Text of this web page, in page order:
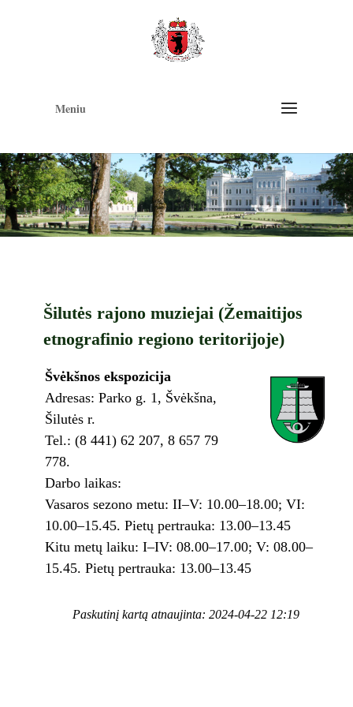
Meniu
Šilutės rajono muziejai (Žemaitijos
etnografinio regiono teritorijoje)
Švėkšnos ekspozicija
Adresas: Parko g. 1, Švėkšna,
Šilutės r.
Tel.: (8 441) 62 207, 8 657 79
778.
Darbo laikas:
Vasaros sezono metu: II–V: 10.00–18.00; VI:
10.00–15.45. Pietų pertrauka: 13.00–13.45
Kitu metų laiku: I–IV: 08.00–17.00; V: 08.00–
15.45. Pietų pertrauka: 13.00–13.45
Paskutinį kartą atnaujinta: 2024-04-22 12:19